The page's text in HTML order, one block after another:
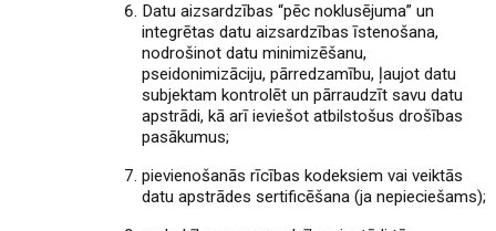
Datu aizsardzības “pēc noklusējuma” un
integrētas datu aizsardzības īstenošana,
nodrošinot datu minimizēšanu,
pseidonimizāciju, pārredzamību, ļaujot datu
subjektam kontrolēt un pārraudzīt savu datu
apstrādi, kā arī ieviešot atbilstošus drošības
pasākumus;
pievienošanās rīcības kodeksiem vai veiktās
datu apstrādes sertificēšana (ja nepieciešams);